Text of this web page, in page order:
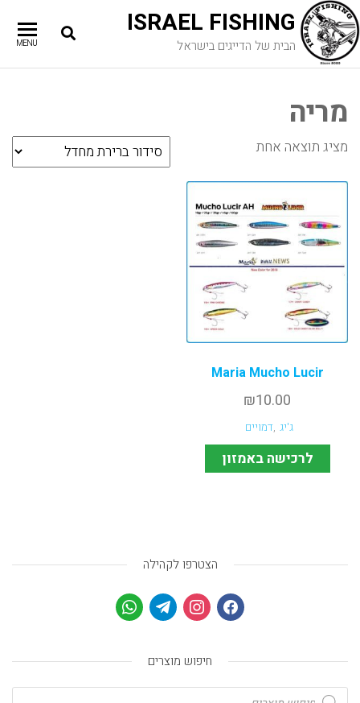
ISRAEL FISHING
הבית של הדייגים בישראל MENU
מריה
מציג תוצאה אחת
Maria Mucho Lucir
₪10.00
ג'יג ,דמויים
לרכישה באמזון
הצטרפו לקהילה
חיפוש מוצרים